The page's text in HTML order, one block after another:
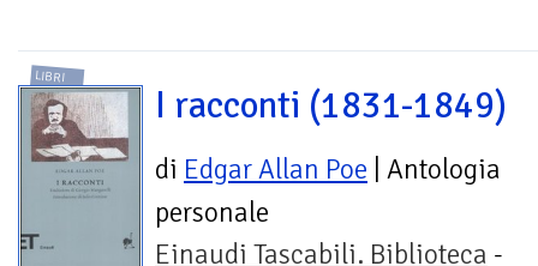
LIBRI
I racconti (1831-1849)
di Edgar Allan Poe | Antologia
personale
Einaudi Tascabili. Biblioteca -